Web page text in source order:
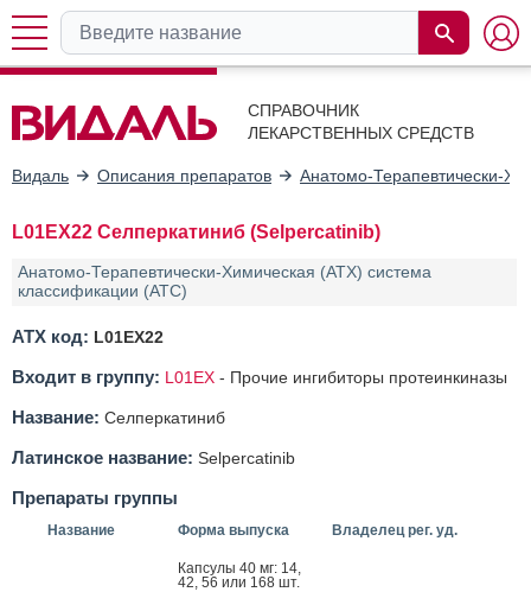
СПРАВОЧНИК
ЛЕКАРСТВЕННЫХ СРЕДСТВ
Видаль Описания препаратов Анатомо-Терапевтически-
L01EX22 Селперкатиниб (Selpercatinib)
Анатомо-Терапевтически-Химическая (АТХ) система
классификации (ATC)
АТХ код: L01EX22
Входит в группу: L01EX - Прочие ингибиторы протеинкиназы
Название: Селперкатиниб
Латинское название: Selpercatinib
Препараты группы
Название Форма выпуска Владелец рег. уд.
Кап­су­лы 40 мг: 14,
42, 56 или 168 шт.